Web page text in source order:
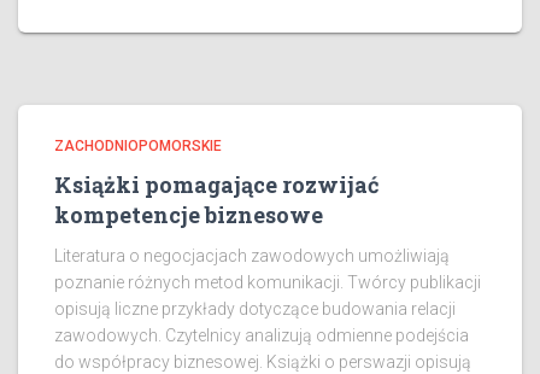
ZACHODNIOPOMORSKIE
Książki pomagające rozwijać
kompetencje biznesowe
Literatura o negocjacjach zawodowych umożliwiają
poznanie różnych metod komunikacji. Twórcy publikacji
opisują liczne przykłady dotyczące budowania relacji
zawodowych. Czytelnicy analizują odmienne podejścia
do współpracy biznesowej. Książki o perswazji opisują